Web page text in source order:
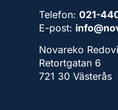
Telefon:021-
E-post:
Novareko
Retortgatan 6
721 30 Västerås